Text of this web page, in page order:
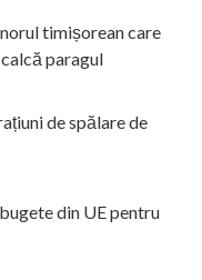
timișorean care
paragul
de spălare de
din UE pentru